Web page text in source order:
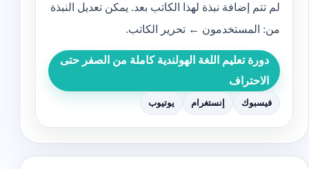
لم تتم إضافة نبذة لهذا الكاتب بعد. يمكن تعديل النبذة
من: المستخدمون ← تحرير الكاتب.
دورة تعليم اللغة الهولندية كاملة من الصفر حتى
الاحتراف
فيسبوك إنستغرام يوتيوب